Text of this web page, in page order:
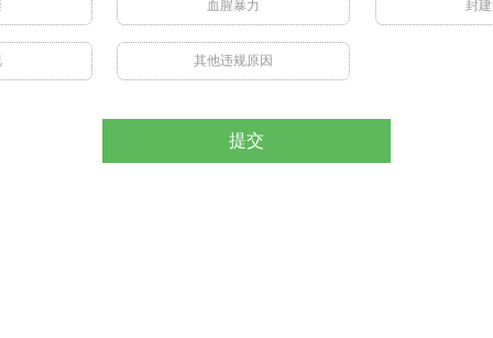
血腥暴力 封
其他违规原因
提交